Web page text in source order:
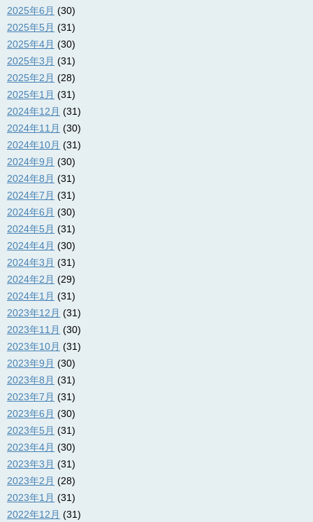
2025年6月 (30)
2025年5月 (31)
2025年4月 (30)
2025年3月 (31)
2025年2月 (28)
2025年1月 (31)
2024年12月 (31)
2024年11月 (30)
2024年10月 (31)
2024年9月 (30)
2024年8月 (31)
2024年7月 (31)
2024年6月 (30)
2024年5月 (31)
2024年4月 (30)
2024年3月 (31)
2024年2月 (29)
2024年1月 (31)
2023年12月 (31)
2023年11月 (30)
2023年10月 (31)
2023年9月 (30)
2023年8月 (31)
2023年7月 (31)
2023年6月 (30)
2023年5月 (31)
2023年4月 (30)
2023年3月 (31)
2023年2月 (28)
2023年1月 (31)
2022年12月 (31)